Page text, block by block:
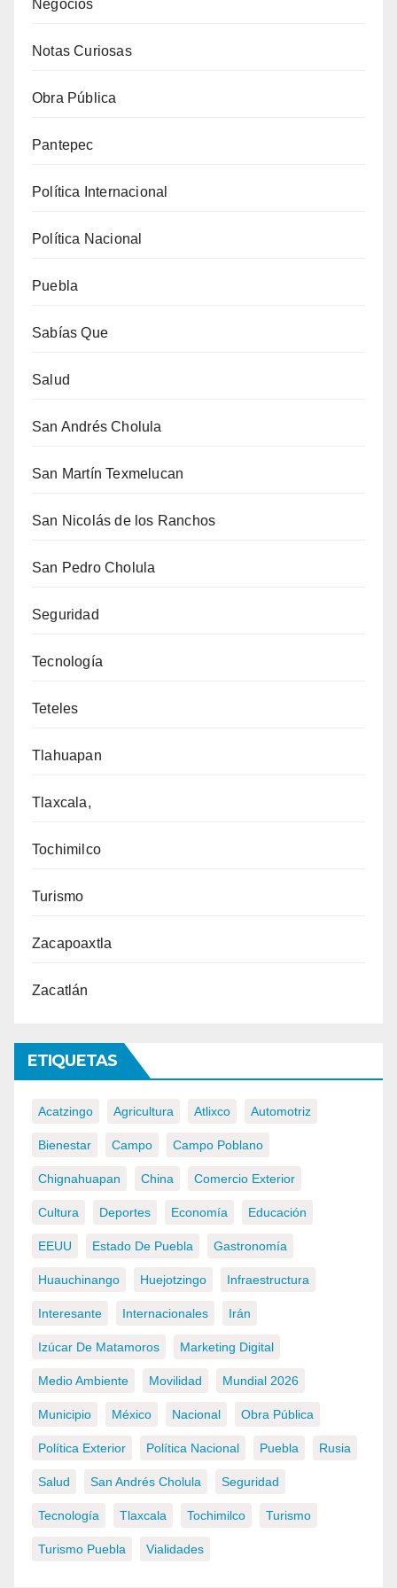
Negocios
Notas Curiosas
Obra Pública
Pantepec
Política Internacional
Política Nacional
Puebla
Sabías Que
Salud
San Andrés Cholula
San Martín Texmelucan
San Nicolás de los Ranchos
San Pedro Cholula
Seguridad
Tecnología
Teteles
Tlahuapan
Tlaxcala,
Tochimilco
Turismo
Zacapoaxtla
Zacatlán
ETIQUETAS
Acatzingo Agricultura Atlixco Automotriz
Bienestar Campo Campo Poblano
Chignahuapan China Comercio Exterior
Cultura Deportes Economía Educación
EEUU Estado De Puebla Gastronomía
Huauchinango Huejotzingo Infraestructura
Interesante Internacionales Irán
Izúcar De Matamoros Marketing Digital
Medio Ambiente Movilidad Mundial 2026
Municipio México Nacional Obra Pública
Política Exterior Política Nacional Puebla Rusia
Salud San Andrés Cholula Seguridad
Tecnología Tlaxcala Tochimilco Turismo
Turismo Puebla Vialidades